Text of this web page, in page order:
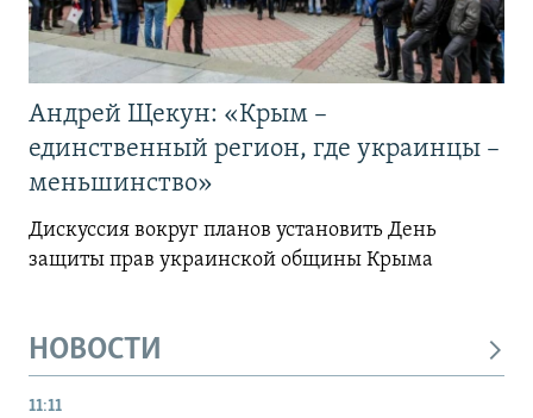
Андрей Щекун: «Крым –
единственный регион, где украинцы –
меньшинство»
Дискуссия вокруг планов установить День
защиты прав украинской общины Крыма
НОВОСТИ
11:11